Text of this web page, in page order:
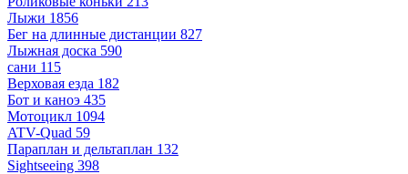
Лыжи 1856
Бег на длинные дистанции 827
Лыжная доска 590
сани 115
Верховая езда 182
Бот и каноэ 435
Мотоцикл 1094
ATV-Quad 59
Параплан и дельтаплан 132
Sightseeing 398